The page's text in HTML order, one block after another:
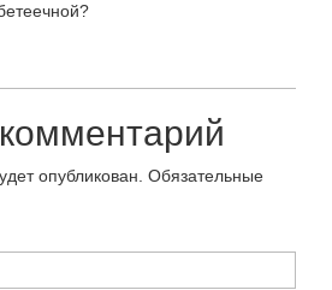
опубликован. Обязательные